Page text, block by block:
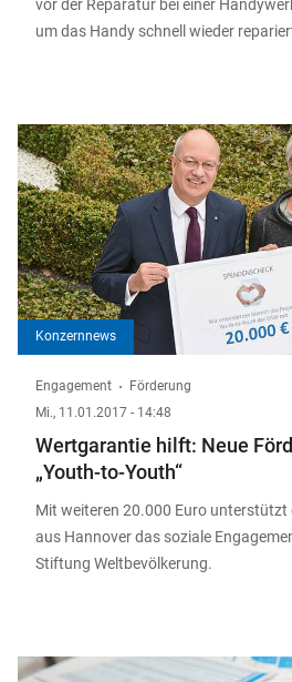
vor der Reparatur bei einer
um das Handy schnell wieder
Konzernnews
Engagement
Förderung
Mi., 11.01.2017 - 14:48
Wertgarantie hilft: Neue
„Youth-to-Youth“
Mit weiteren 20.000 Euro unterstützt
aus Hannover das soziale
Stiftung Weltbevölkerung.